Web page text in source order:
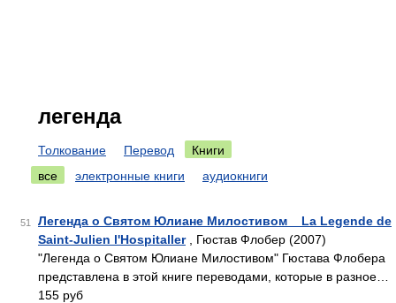
легенда
Толкование Перевод
Книги
все
электронные книги аудиокниги
51
Легенда о Святом Юлиане Милостивом _ La Legende de
Saint-Julien l'Hospitaller, Гюстав Флобер (2007)
"Легенда о Святом Юлиане Милостивом" Гюстава Флобера
представлена в этой книге переводами, которые в разное…
155 руб